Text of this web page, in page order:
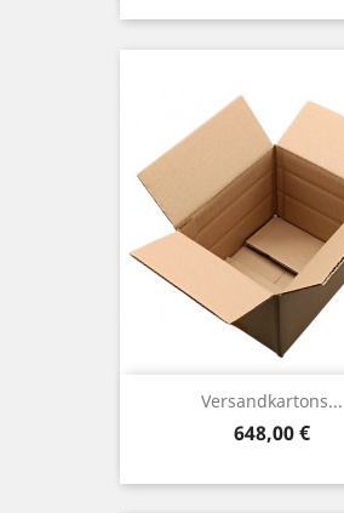
Versandkartons...
Preis
648,00 €